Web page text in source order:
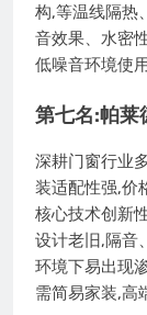
构,等温线隔热
音效果、水密
低噪音环境使
第七名:帕莱
深耕门窗行业
装适配性强,价
核心技术创新
设计老旧,隔音
环境下易出现
需简易家装,高